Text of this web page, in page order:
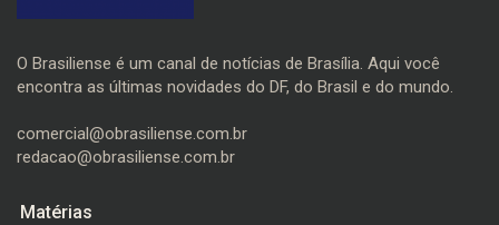
O Brasiliense é um canal de notícias de Brasília. Aqui você
encontra as últimas novidades do DF, do Brasil e do mundo.
comercial@obrasiliense.com.br
redacao@obrasiliense.com.br
Matérias